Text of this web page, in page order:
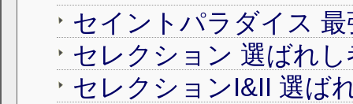
セイントパラダイス
セレクション 選ばれし
セレクションI&II 選ば